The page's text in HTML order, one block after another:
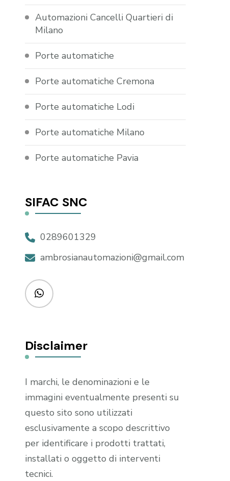
Automazioni Cancelli Quartieri di
Milano
Porte automatiche
Porte automatiche Cremona
Porte automatiche Lodi
Porte automatiche Milano
Porte automatiche Pavia
SIFAC SNC
0289601329
ambrosianautomazioni@gmail.com
Disclaimer
I marchi, le denominazioni e le
immagini eventualmente presenti su
questo sito sono utilizzati
esclusivamente a scopo descrittivo
per identificare i prodotti trattati,
installati o oggetto di interventi
tecnici.